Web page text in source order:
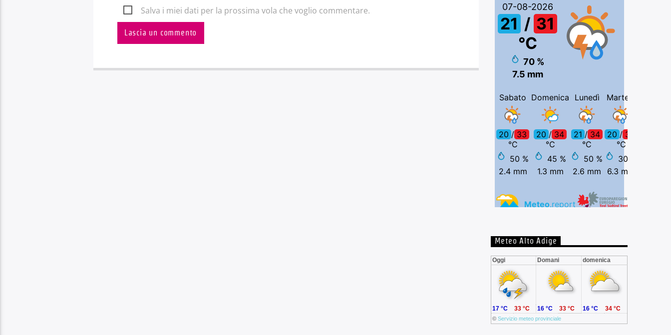
Salva i miei dati per la prossima vola che voglio commentare.
Meteo Alto Adige
Oggi Domani domenica
© Servizio meteo provinciale
17 °C 33 °C 16 °C 33 °C 16 °C 34 °C